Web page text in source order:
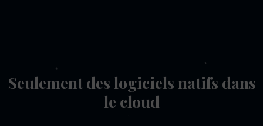
Seulement des logiciels natifs dans
le cloud